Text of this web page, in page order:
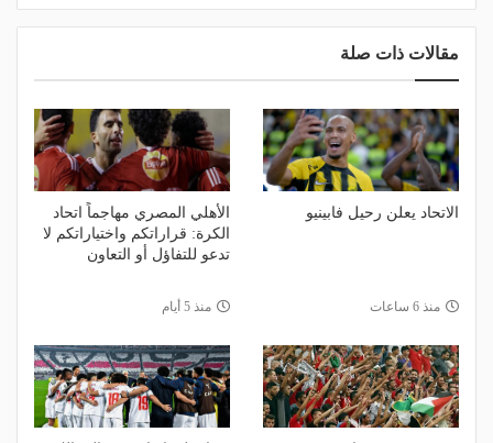
مقالات ذات صلة
الاتحاد يعلن رحيل فابينيو
منذ 6 ساعات
الأهلي المصري مهاجماً اتحاد
الكرة: قراراتكم واختياراتكم لا
تدعو للتفاؤل أو التعاون
منذ 5 أيام